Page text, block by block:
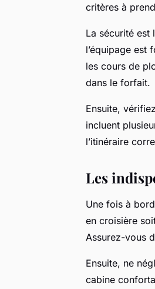
critères à
La sécurité est
l’équipage est
les cours de
dans le forfait.
Ensuite,
incluent
l’itinéraire
Les
Une fois à
en croisière
Assurez-vous
Ensuite, ne
cabine